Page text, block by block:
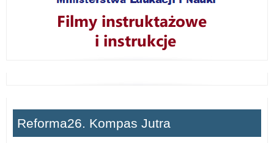
Reforma26. Kompas Jutra